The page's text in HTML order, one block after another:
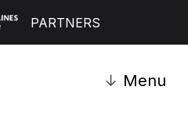
PARTNERS
↓ Menu